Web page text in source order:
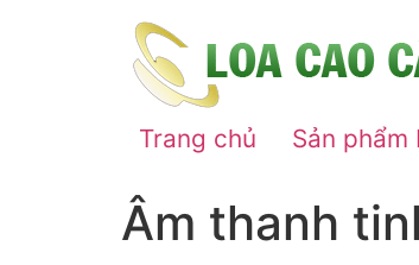
Trang chủ Sản phẩm
Âm thanh